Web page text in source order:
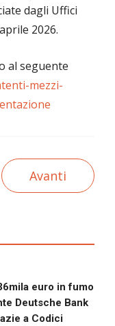
dagli Uffici
2026.
al seguente
mezzi-
Avanti
euro in fumo
Deutsche Bank
a Codici